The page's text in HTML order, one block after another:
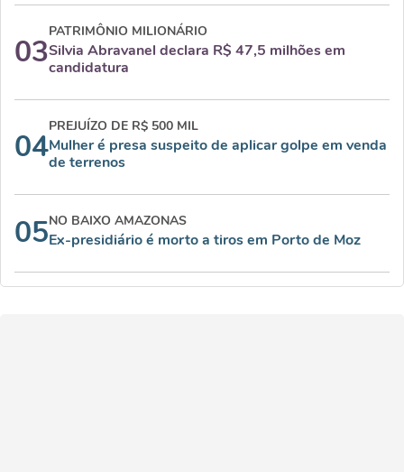
03
PATRIMÔNIO MILIONÁRIO
Silvia Abravanel declara R$ 47,5 milhões em
candidatura
04
PREJUÍZO DE R$ 500 MIL
Mulher é presa suspeito de aplicar golpe em venda
de terrenos
05NO BAIXO AMAZONAS
Ex-presidiário é morto a tiros em Porto de Moz